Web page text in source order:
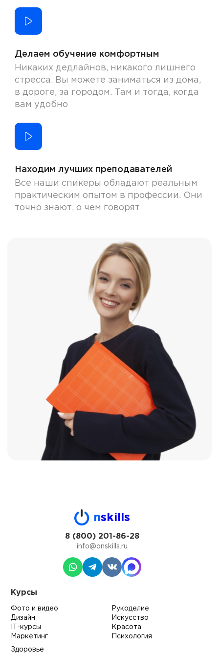
Делаем обучение комфортным
Никаких дедлайнов, никакого лишнего
стресса. Вы можете заниматься из дома,
в дороге, за городом. Там и тогда, когда
вам удобно
Находим лучших преподавателей
Все наши спикеры обладают реальным
практическим опытом в профессии. Они
точно знают, о чем говорят
nskills
8 (800) 201-86-28
info@onskills.ru
Курсы
Фото и видео
Дизайн
IT-курсы
Маркетинг
Рукоделие
Искусство
Красота
Психология
Здоровье